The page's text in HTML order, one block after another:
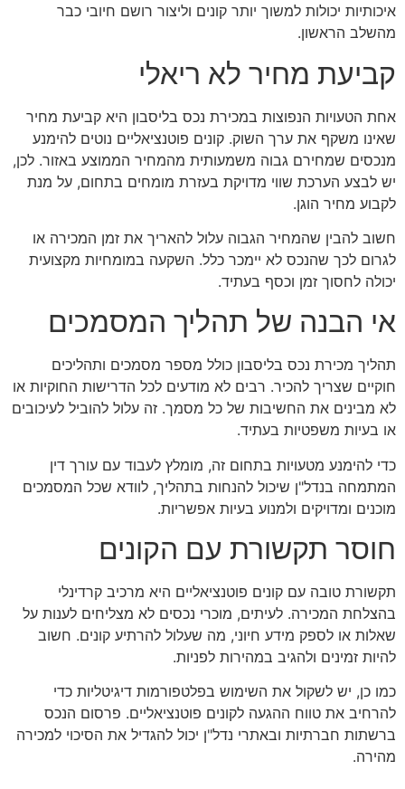
איכותיות יכולות למשוך יותר קונים וליצור רושם חיובי כבר
מהשלב הראשון.
קביעת מחיר לא ריאלי
אחת הטעויות הנפוצות במכירת נכס בליסבון היא קביעת מחיר
שאינו משקף את ערך השוק. קונים פוטנציאליים נוטים להימנע
מנכסים שמחירם גבוה משמעותית מהמחיר הממוצע באזור. לכן,
יש לבצע הערכת שווי מדויקת בעזרת מומחים בתחום, על מנת
לקבוע מחיר הוגן.
חשוב להבין שהמחיר הגבוה עלול להאריך את זמן המכירה או
לגרום לכך שהנכס לא יימכר כלל. השקעה במומחיות מקצועית
יכולה לחסוך זמן וכסף בעתיד.
אי הבנה של תהליך המסמכים
תהליך מכירת נכס בליסבון כולל מספר מסמכים ותהליכים
חוקיים שצריך להכיר. רבים לא מודעים לכל הדרישות החוקיות או
לא מבינים את החשיבות של כל מסמך. זה עלול להוביל לעיכובים
או בעיות משפטיות בעתיד.
כדי להימנע מטעויות בתחום זה, מומלץ לעבוד עם עורך דין
המתמחה בנדל"ן שיכול להנחות בתהליך, לוודא שכל המסמכים
מוכנים ומדויקים ולמנוע בעיות אפשריות.
חוסר תקשורת עם הקונים
תקשורת טובה עם קונים פוטנציאליים היא מרכיב קרדינלי
בהצלחת המכירה. לעיתים, מוכרי נכסים לא מצליחים לענות על
שאלות או לספק מידע חיוני, מה שעלול להרתיע קונים. חשוב
להיות זמינים ולהגיב במהירות לפניות.
כמו כן, יש לשקול את השימוש בפלטפורמות דיגיטליות כדי
להרחיב את טווח ההגעה לקונים פוטנציאליים. פרסום הנכס
ברשתות חברתיות ובאתרי נדל"ן יכול להגדיל את הסיכוי למכירה
מהירה.